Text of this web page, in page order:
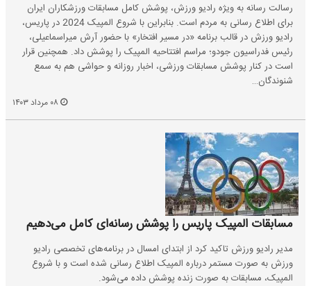
رسالت رسانه به ویژه رادیو ورزش، پوشش کامل مسابقات ورزشکاران ایران
برای اطلاع رسانی به مردم است. بنابراین با شروع المپیک 2024 در پاریس،
رادیو ورزش در قالب برنامه «در مسیر افتخار» با حضور آرش میراسماعیلی،
رئیس فدراسیون جودو؛ مراسم افتتاحیه المپیک را پوشش داد. همچنین قرار
است در کنار پوشش مسابقات ورزشی، اخبار روزانه و حواشی هم به سمع
شنوندگان…
مسابقات المپیک پاریس را پوشش رسانه‌ای کامل می‌دهیم
مدیر رادیو ورزش تاکید کرد از ابتدای امسال در برنامه‌های تخصصی رادیو
ورزش به صورت مستمر درباره المپیک اطلاع رسانی شده است و با شروع
المپیک، مسابقات به صورت زنده پوشش داده می‌شود.